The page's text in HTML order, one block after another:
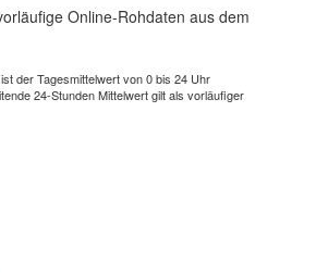
Online-Rohdaten aus dem
der Tagesmittelwert von 0 bis 24 Uhr
24-Stunden Mittelwert gilt als vorläufiger